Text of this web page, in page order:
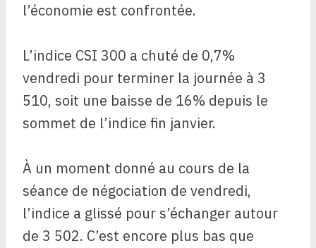
l’économie est confrontée.
L’indice CSI 300 a chuté de 0,7%
vendredi pour terminer la journée à 3
510, soit une baisse de 16% depuis le
sommet de l’indice fin janvier.
À un moment donné au cours de la
séance de négociation de vendredi,
l’indice a glissé pour s’échanger autour
de 3 502. C’est encore plus bas que